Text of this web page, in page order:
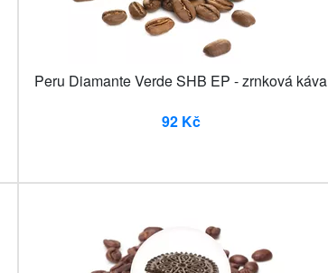
Peru Diamante Verde SHB EP - zrnková káva
92 Kč